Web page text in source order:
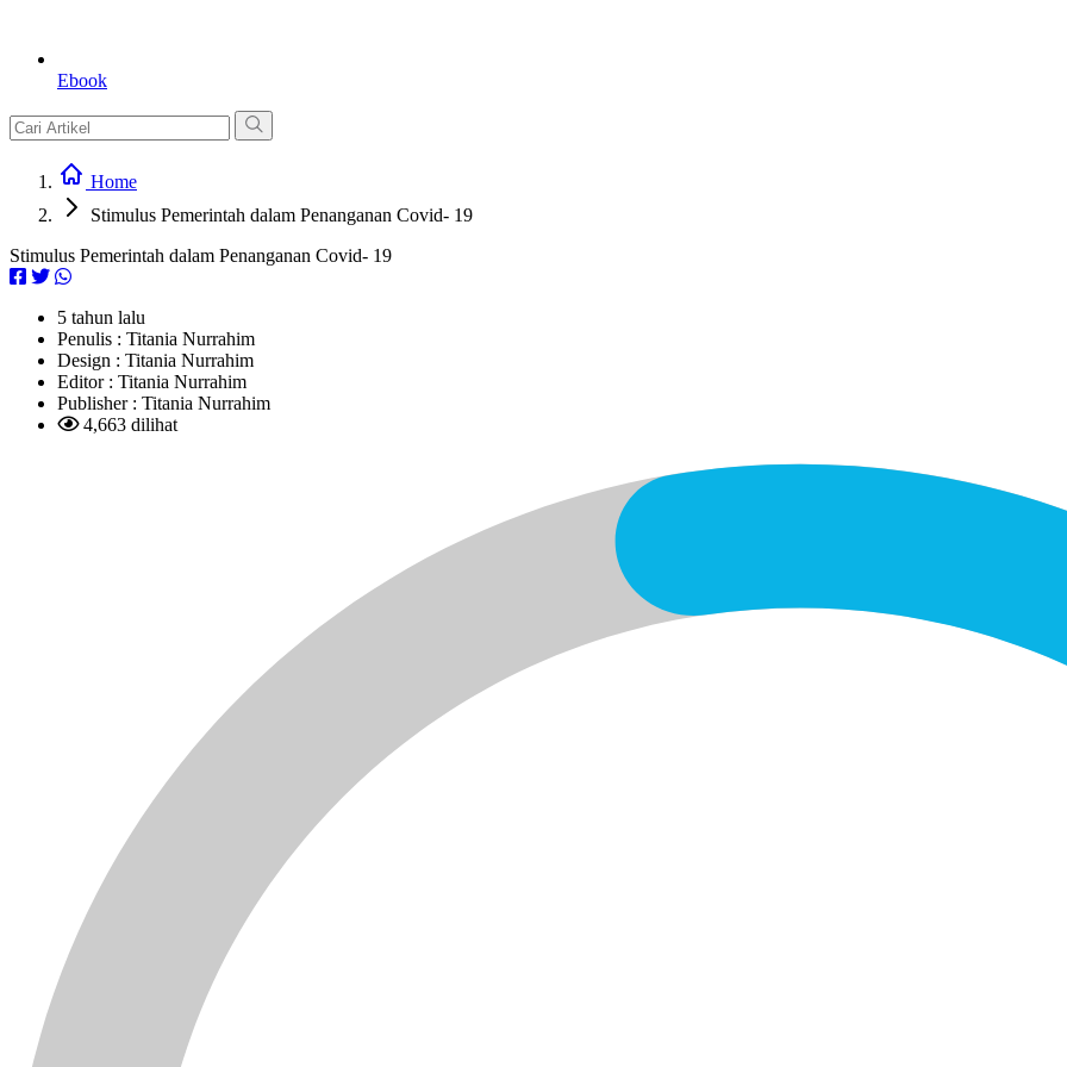
Ebook
Home
Stimulus Pemerintah dalam Penanganan Covid- 19
Stimulus Pemerintah dalam Penanganan Covid- 19
5 tahun lalu
Penulis : Titania Nurrahim
Design : Titania Nurrahim
Editor : Titania Nurrahim
Publisher : Titania Nurrahim
4,663 dilihat